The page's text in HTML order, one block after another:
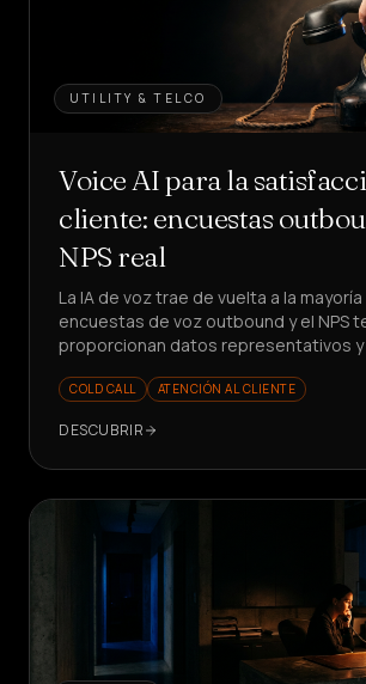
UTILITY & TELCO
Voice AI para la
cliente: encuestas
NPS real
La IA de voz trae de vuelta a la
encuestas de voz outbound y el NPS
proporcionan datos representativos y
COLD CALL ATENCIÓN AL CLIENTE
DESCUBRIR